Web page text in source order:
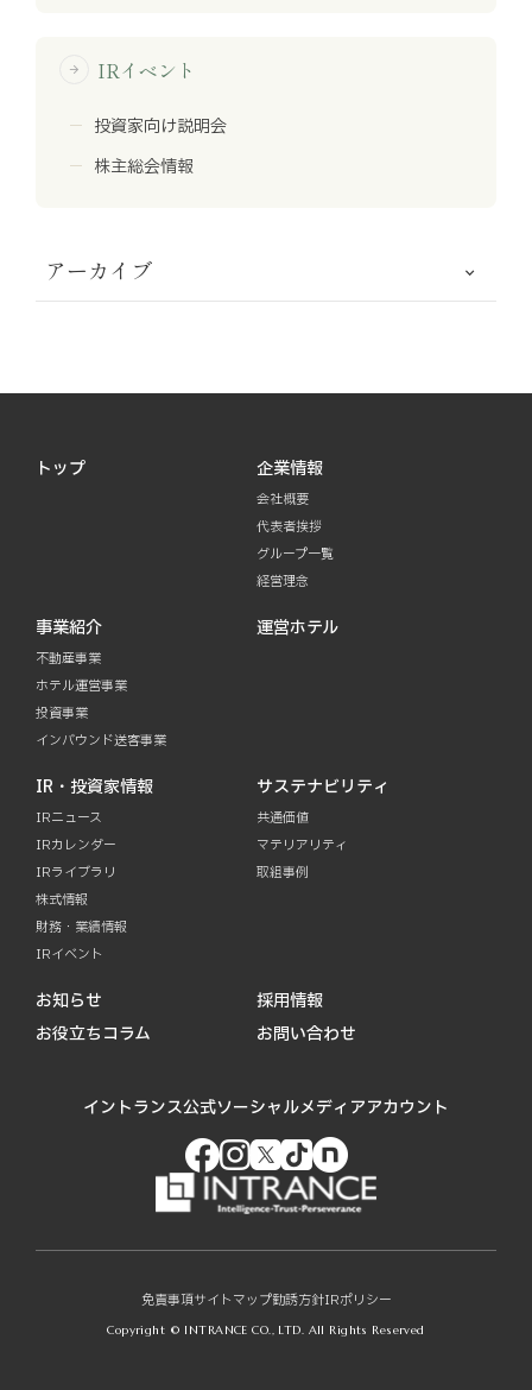
arrow_forward IRイベント
投資家向け説明会
株主総会情報
アーカイブ
トップ 企業情報
会社概要
代表者挨拶
グループ一覧
経営理念
事業紹介
不動産事業
ホテル運営事業
投資事業
インバウンド送客事業
運営ホテル
IR・投資家情報
IRニュース
IRカレンダー
IRライブラリ
株式情報
財務・業績情報
IRイベント
サステナビリティ
共通価値
マテリアリティ
取組事例
お知らせ
お役立ちコラム
採用情報
お問い合わせ
イントランス公式ソーシャルメディアアカウント
免責事項サイトマップ勧誘方針IRポリシー
Copyright © INTRANCE CO., LTD. All Rights Reserved